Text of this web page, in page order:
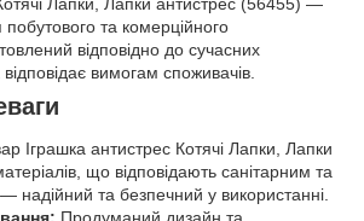
побутового та комерційного
відповідно до сучасних
відповідає вимогам споживачів.
Іграшка антистрес Котячі Лапки, Лапки
що відповідають санітарним та
надійний та безпечний у використанні.